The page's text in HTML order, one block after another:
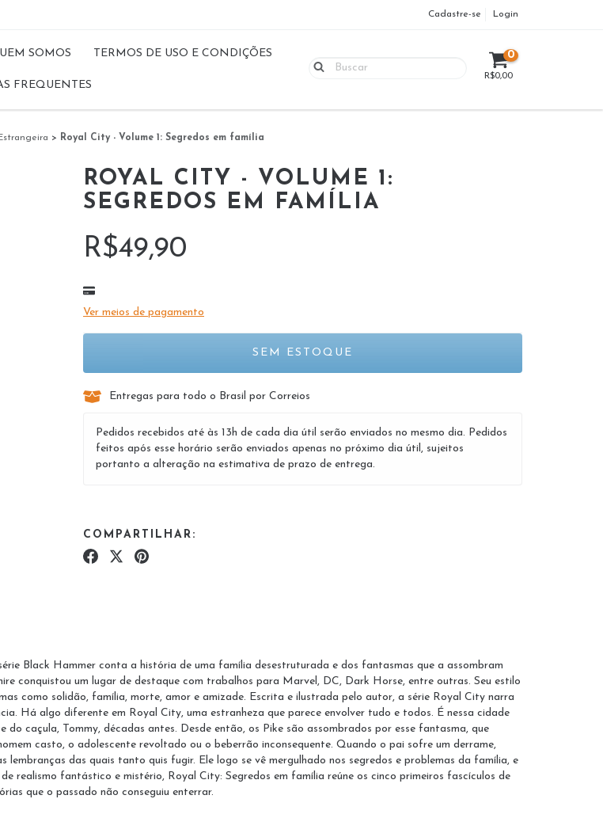
Cadastre-se Login
SOMOS TERMOS DE USO E CONDIÇÕES
FREQUENTES
0
R$0,00
> Royal City - Volume 1: Segredos em família
ROYAL CITY - VOLUME 1:
SEGREDOS EM FAMÍLIA
R$49,90
Ver meios de pagamento
Entregas para todo o Brasil por Correios
Pedidos recebidos até às 13h de cada dia útil serão enviados no mesmo dia. Pedidos
feitos após esse horário serão enviados apenas no próximo dia útil, sujeitos
portanto a alteração na estimativa de prazo de entrega.
COMPARTILHAR:
Black Hammer conta a história de uma família desestruturada e dos fantasmas que a assombram
conquistou um lugar de destaque com trabalhos para Marvel, DC, Dark Horse, entre outras. Seu estilo
como solidão, família, morte, amor e amizade. Escrita e ilustrada pelo autor, a série Royal City narra
Há algo diferente em Royal City, uma estranheza que parece envolver tudo e todos. É nessa cidade
caçula, Tommy, décadas antes. Desde então, os Pike são assombrados por esse fantasma, que
casto, o adolescente revoltado ou o beberrão inconsequente. Quando o pai sofre um derrame,
das quais tanto quis fugir. Ele logo se vê mergulhado nos segredos e problemas da família, e
realismo fantástico e mistério, Royal City: Segredos em família reúne os cinco primeiros fascículos de
que o passado não conseguiu enterrar.